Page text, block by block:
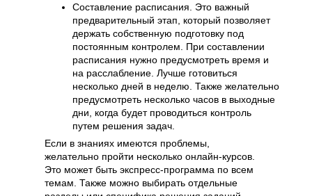
Составление расписания. Это важный
предварительный этап, который позволяет
держать собственную подготовку под
постоянным контролем. При составлении
расписания нужно предусмотреть время и
на расслабление. Лучше готовиться
несколько дней в неделю. Также желательно
предусмотреть несколько часов в выходные
дни, когда будет проводиться контроль
путем решения задач.
Если в знаниях имеются проблемы,
желательно пройти несколько онлайн-курсов.
Это может быть экспресс-программа по всем
темам. Также можно выбирать отдельные